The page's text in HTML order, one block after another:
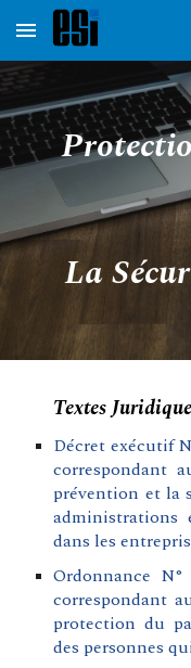
Skip to main content
La
Textes
Décret exécutif
correspondant
prévention et la
administrations
dans les
Ordonnance
correspondant
protection du
des personnes